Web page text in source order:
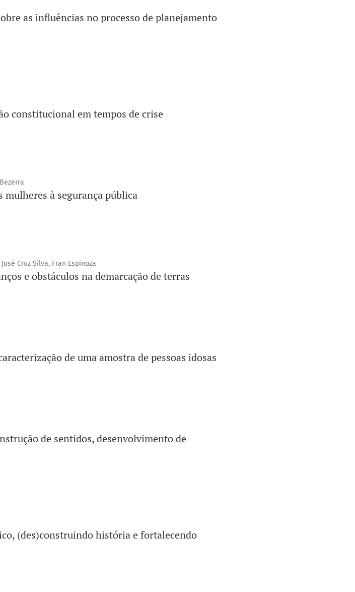
as influências no processo de planejamento
constitucional em tempos de crise
à segurança pública
Cruz Silva, Fran Espinoza
e obstáculos na demarcação de terras
de uma amostra de pessoas idosas
de sentidos, desenvolvimento de
(des)construindo história e fortalecendo